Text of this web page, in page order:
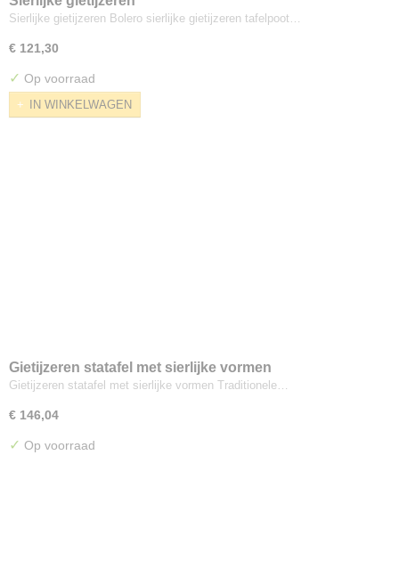
Sierlijke gietijzeren Bolero sierlijke gietijzeren tafelpoot…
€ 121,30
✓ Op voorraad
IN WINKELWAGEN
Gietijzeren statafel met sierlijke vormen
Gietijzeren statafel met sierlijke vormen Traditionele…
€ 146,04
✓ Op voorraad